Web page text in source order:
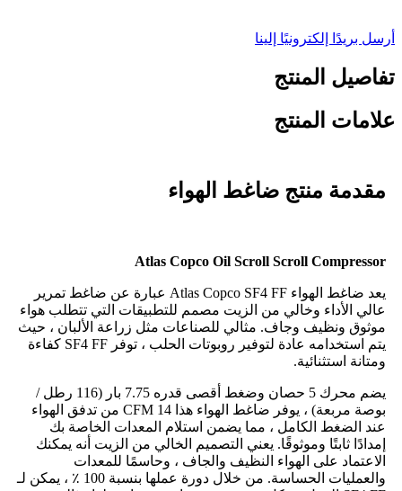
أرسل بريدًا إلكترونيًا إلينا
تفاصيل المنتج
علامات المنتج
مقدمة منتج ضاغط الهواء
Atlas Copco Oil Scroll Scroll Compressor
يعد ضاغط الهواء Atlas Copco SF4 FF عبارة عن ضاغط تمرير
عالي الأداء وخالي من الزيت مصمم للتطبيقات التي تتطلب هواء
موثوق ونظيف وجاف. مثالي للصناعات مثل زراعة الألبان ، حيث
يتم استخدامه عادة لتوفير روبوتات الحلب ، توفر SF4 FF كفاءة
ومتانة استثنائية.
يضم محرك 5 حصان وضغط أقصى قدره 7.75 بار (116 رطل /
بوصة مربعة) ، يوفر ضاغط الهواء هذا 14 CFM من تدفق الهواء
عند الضغط الكامل ، مما يضمن استلام المعدات الخاصة بك
إمدادًا ثابتًا وموثوقًا. يعني التصميم الخالي من الزيت أنه يمكنك
الاعتماد على الهواء النظيف والجاف ، وحاسمًا للمعدات
والعمليات الحساسة. من خلال دورة عملها بنسبة 100 ٪ ، يمكن لـ